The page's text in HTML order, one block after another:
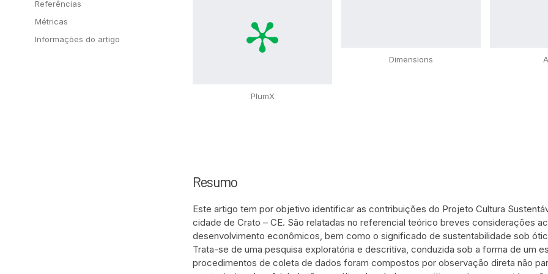
Referências
Métricas
Informações do artigo
PlumX
Dimensions
Resumo
Este artigo tem por objetivo identificar as contribuições do Projeto Cultura
cidade de Crato – CE. São relatadas no referencial teórico breves considerações
desenvolvimento econômicos, bem como o significado de sustentabilidade sob
Trata-se de uma pesquisa exploratória e descritiva, conduzida sob a forma de um
procedimentos de coleta de dados foram compostos por observação direta não